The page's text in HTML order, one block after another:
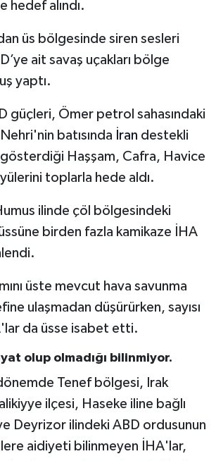
hedef alındı.
üs bölgesinde siren sesleri
ait savaş uçakları bölge
yaptı.
güçleri, Ömer petrol sahasındaki
batısında İran destekli
gösterdiği Haşşam, Cafra, Havice
toplarla hede aldı.
ilinde çöl bölgesindeki
birden fazla kamikaze İHA
üste mevcut hava savunma
ulaşmadan düşürürken, sayısı
da üsse isabet etti.
olup olmadığı bilinmiyor.
Tenef bölgesi, Irak
ilçesi, Haseke iline bağlı
Deyrizor ilindeki ABD ordusunun
aidiyeti bilinmeyen İHA'lar,